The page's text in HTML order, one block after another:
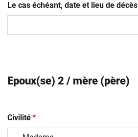
Le cas échéant, date et lieu de décès
Epoux(se) 2 / mère (père)
Civilité(obligatoire)
*